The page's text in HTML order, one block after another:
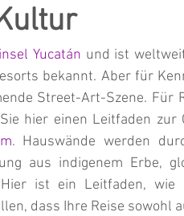
Yucatán und ist
bekannt. Aber für
Street-Art-Szene. Für
. Hauswände werden
aus indigenem Erbe,
ist ein Leitfaden, wie
dass Ihre Reise sowohl